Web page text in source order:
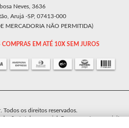
Neves, 3636
Arujá -SP, 07413-000
MERCADORIA NÃO PERMITIDA)
COMPRAS EM ATÉ 10X SEM JUROS
Todos os direitos reservados.
total ou parcial. Preços e estoque sujeito a